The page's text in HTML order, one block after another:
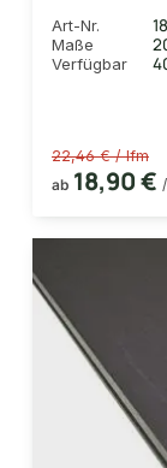
Art-Nr.
Maße
Verfügbar
22,46 € / lfm
ab 18,90 €